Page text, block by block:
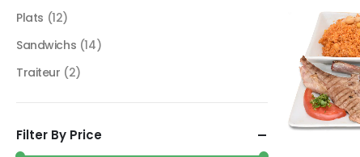
Plats (12)
Sandwichs (14)
Traiteur (2)
Filter By Price